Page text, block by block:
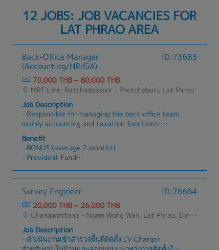
12 JOBS: JOB VACANCIES FOR
LAT PHRAO AREA
Back-Office Manager
(Accounting/HR/GA)
ID:73683
70,000 THB ~ 80,000 THB
MRT Line, Ratchadapisek - Phetchaburi, Lat Phrao
Job Description
- Responsible for managing the back-office team,
mainly accounting and taxation functions-
Manage accounting, human resources and
general affairs functions- Gradually internalize
accounting and taxation functions which are
currently being outsourced- Control and manage
monthly expenses and profit based on budget-
Occasionally report to the General Manager-
Other responsibilities as needed
Benefit
- BONUS (average 2 months)
- Provident Fund
- Medical Checkup
- Transportation Allowance (1,200 THB, after
one year)
- Company Activity
- SIM Card for Mobile
- O.T. Allowances
Survey Engineer ID:76664
20,000 THB ~ 26,000 THB
Changwattana - Ngam Wong Wan, Lat Phrao, Din Daeng/Vibhavadi/Don Muang, Sai Mai, Lak Si
Job Description
- ดำเนินงานเข้าสำรวจพื้นที่ติดตั้ง EV Charger